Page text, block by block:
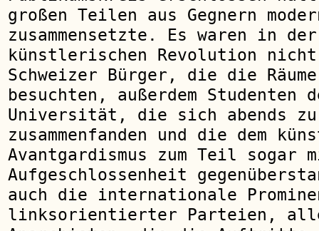
großen Teilen aus Gegnern
zusammensetzte. Es waren in
künstlerischen Revolution
Schweizer Bürger, die die
besuchten, außerdem Studenten
Universität, die sich abends
zusammenfanden und die dem
Avantgardismus zum Teil sogar
Aufgeschlossenheit
auch die internationale
linksorientierter Parteien,